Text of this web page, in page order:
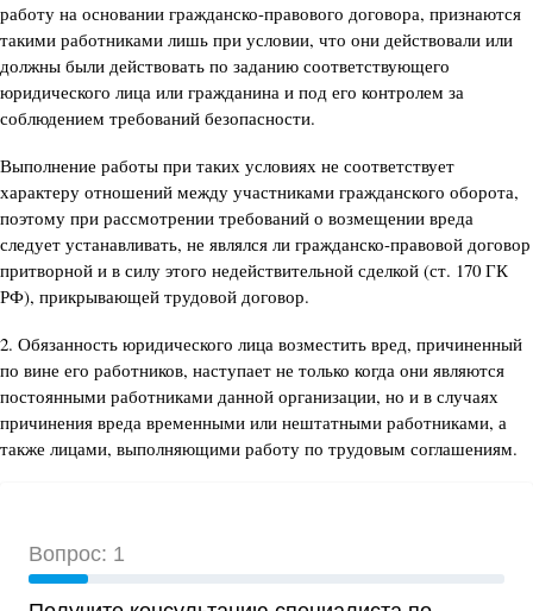
работу на основании гражданско-правового договора, признаются
такими работниками лишь при условии, что они действовали или
должны были действовать по заданию соответствующего
юридического лица или гражданина и под его контролем за
соблюдением требований безопасности.
Выполнение работы при таких условиях не соответствует
характеру отношений между участниками гражданского оборота,
поэтому при рассмотрении требований о возмещении вреда
следует устанавливать, не являлся ли гражданско-правовой договор
притворной и в силу этого недействительной сделкой (ст. 170 ГК
РФ), прикрывающей трудовой договор.
2. Обязанность юридического лица возместить вред, причиненный
по вине его работников, наступает не только когда они являются
постоянными работниками данной организации, но и в случаях
причинения вреда временными или нештатными работниками, а
также лицами, выполняющими работу по трудовым соглашениям.